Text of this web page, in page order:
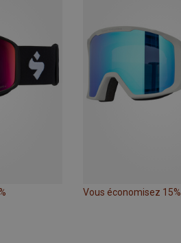
Vous économisez 15%